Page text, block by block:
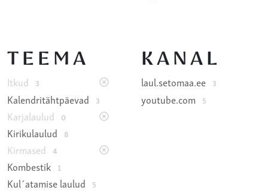
TEEMA
Itkud 3
Kalendritähtpäevad 3
Karjalaulud 0
Kirikulaulud 8
Kirmased 4
Kombestik 1
Kul´atamise laulud 5
KANAL
laul.setomaa.ee 3
youtube.com 5